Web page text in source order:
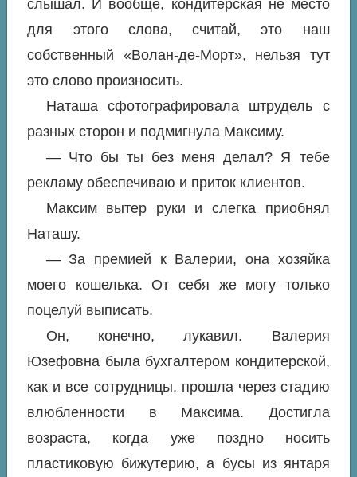
слышал. И вообще, кондитерская не место
для этого слова, считай, это наш
собственный «Волан-де-Морт», нельзя тут
это слово произносить.
Наташа сфотографировала штрудель с
разных сторон и подмигнула Максиму.
— Что бы ты без меня делал? Я тебе
рекламу обеспечиваю и приток клиентов.
Максим вытер руки и слегка приобнял
Наташу.
— За премией к Валерии, она хозяйка
моего кошелька. От себя же могу только
поцелуй выписать.
Он, конечно, лукавил. Валерия
Юзефовна была бухгалтером кондитерской,
как и все сотрудницы, прошла через стадию
влюбленности в Максима. Достигла
возраста, когда уже поздно носить
пластиковую бижутерию, а бусы из янтаря